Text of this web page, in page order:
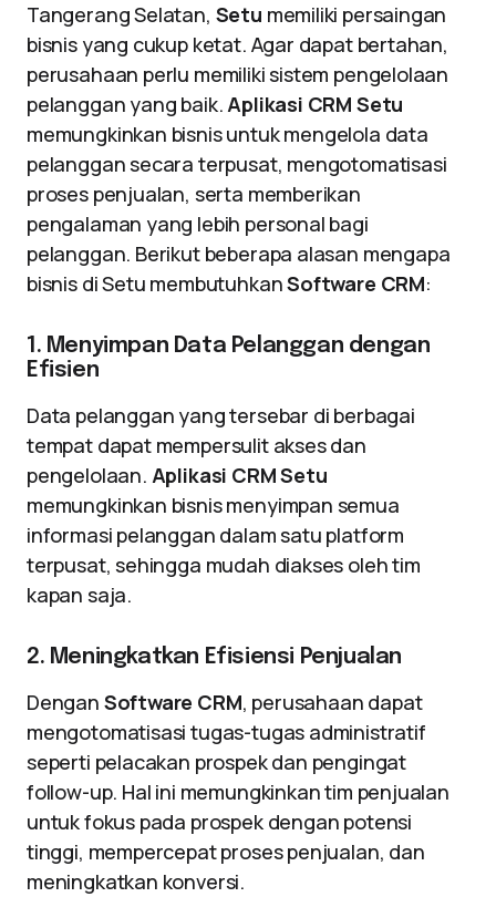
Tangerang Selatan, Setu memiliki persaingan
bisnis yang cukup ketat. Agar dapat bertahan,
perusahaan perlu memiliki sistem pengelolaan
pelanggan yang baik.Aplikasi CRM Setu
memungkinkan bisnis untuk mengelola data
pelanggan secara terpusat, mengotomatisasi
proses penjualan, serta memberikan
pengalaman yang lebih personal bagi
pelanggan. Berikut beberapa alasan mengapa
bisnis di Setu membutuhkanSoftware CRM:
1. Menyimpan Data Pelanggan dengan
Efisien
Data pelanggan yang tersebar di berbagai
tempat dapat mempersulit akses dan
pengelolaan. Aplikasi CRM Setu
memungkinkan bisnis menyimpan semua
informasi pelanggan dalam satu platform
terpusat, sehingga mudah diakses oleh tim
kapan saja.
2. Meningkatkan Efisiensi Penjualan
Dengan Software CRM, perusahaan dapat
mengotomatisasi tugas-tugas administratif
seperti pelacakan prospek dan pengingat
follow-up. Hal ini memungkinkan tim penjualan
untuk fokus pada prospek dengan potensi
tinggi, mempercepat proses penjualan, dan
meningkatkan konversi.